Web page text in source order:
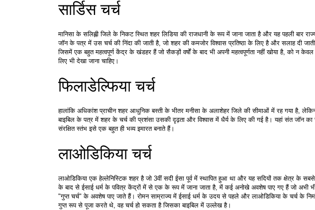
सार्डिस चर्च
मानिसा के सलिह्ली जिले के निकट स्थित शहर लिडिया की राजधानी के रूप में जाना जाता है और यह पहली बार
जॉन के पत्र में उस चर्च की निंदा की जाती है, जो शहर की कमजोर विश्वास प्रतिष्ठा के लिए है और सलाह दी
जिसमें एक बहुत महत्वपूर्ण केंद्र के खंडहर हैं जो सैकड़ों वर्षों के बाद भी अपनी महत्वपूर्णता नहीं खोया है, को न
लिए भी देखा जाना चाहिए।
फिलाडेल्फिया चर्च
हालांकि अधिकांश प्राचीन शहर आधुनिक बस्ती के भीतर मनीसा के अलाशेहर जिले की सीमाओं में रह गया है,
बाइबिल के पत्र में शहर के चर्च की प्रशंसा उसकी दृढ़ता और विश्वास में धैर्य के लिए की गई है। यहां संत जॉन
संरक्षित स्तंभ इसे एक बहुत ही भव्य इमारत बनाते हैं।
लाओडिकिया चर्च
लाओडिकिया एक हेल्लेनिस्टिक शहर है जो 3वीं सदी ईसा पूर्व में स्थापित हुआ था और यह सदियों तक क्षेत्र के
के बाद से ईसाई धर्म के पवित्र केंद्रों में से एक के रूप में जाना जाता है, में कई अनोखे अवशेष पाए गए हैं जो
"गुप्त चर्च" के अवशेष पाए जाते हैं। रोमन साम्राज्य में ईसाई धर्म के उदय से पहले और लाओडिकिया के चर्च के
गुप्त रूप से पूजा करते थे, वह चर्च हो सकता है जिसका बाइबिल में उल्लेख है।